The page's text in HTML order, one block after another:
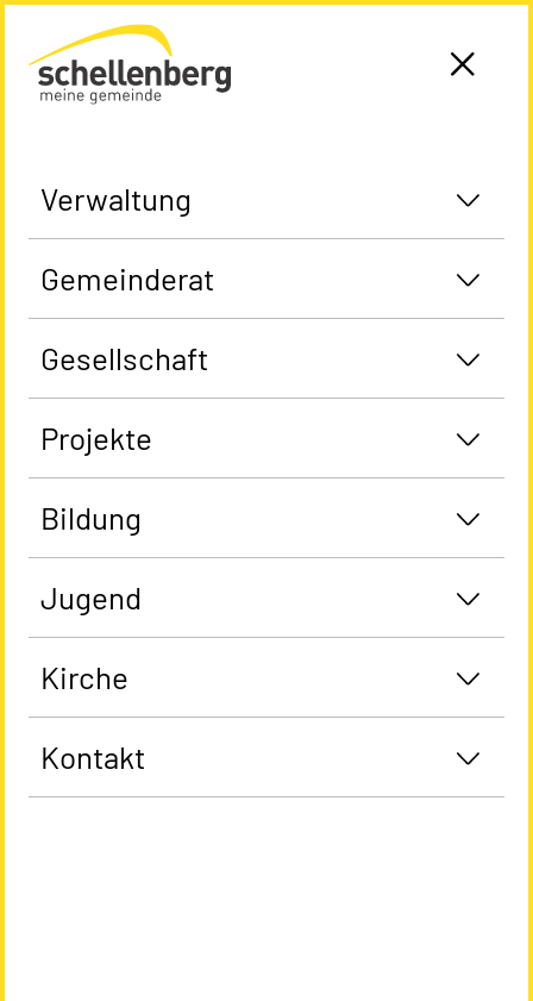
Gemeinde Schellenberg Startseite
Verwaltung
Gemeinderat
Gesellschaft
Projekte
Bildung
Jugend
Kirche
Kontakt